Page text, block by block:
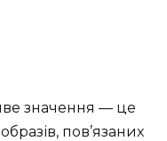
значення — це
пов’язаних